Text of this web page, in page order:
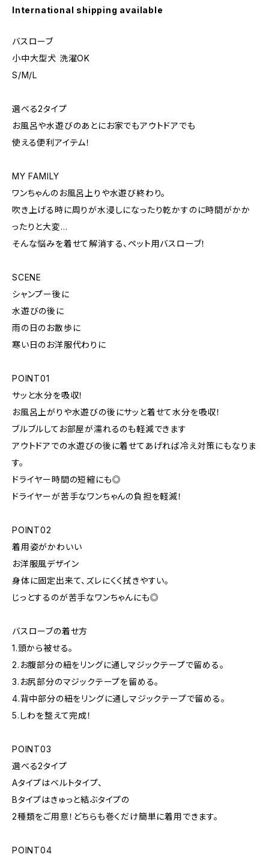
International shipping available
バスローブ
小中大型犬 洗濯OK
S/M/L
選べる2タイプ
お風呂や水遊びのあとにお家でもアウトドアでも
使える便利アイテム！
MY FAMILY
ワンちゃんのお風呂上りや水遊び終わり。
吹き上げる時に周りが水浸しになったり乾かすのに時間がかか
ったりと大変…
そんな悩みを着せて解消する、ペット用バスローブ！
SCENE
シャンプー後に
水遊びの後に
雨の日のお散歩に
寒い日のお洋服代わりに
POINT01
サッと水分を吸収！
お風呂上がりや水遊びの後にサッと着せて水分を吸収！
ブルブルしてお部屋が濡れるのも軽減できます
アウトドアでの水遊びの後に着せてあげれば冷え対策にもなりま
す。
ドライヤー時間の短縮にも◎
ドライヤーが苦手なワンちゃんの負担を軽減！
POINT02
着用姿がかわいい
お洋服風デザイン
身体に固定出来て、ズレにくく拭きやすい。
じっとするのが苦手なワンちゃんにも◎
バスローブの着せ方
1.頭から被せる。
2.お腹部分の紐をリングに通しマジックテープで留める。
3.お尻部分のマジックテープを留める。
4.背中部分の紐をリングに通しマジックテープで留める。
5.しわを整えて完成！
POINT03
選べる2タイプ
Aタイプはベルトタイプ、
Bタイプはきゅっと結ぶタイプの
2種類をご用意！どちらも巻くだけ簡単に着用できます。
POINT04